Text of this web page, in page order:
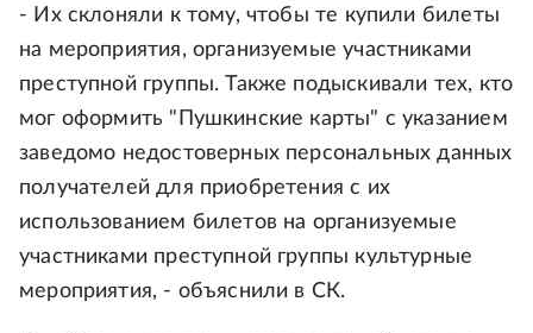
- Их склоняли к тому, чтобы те купили билеты
на мероприятия, организуемые участниками
преступной группы. Также подыскивали тех, кто
мог оформить "Пушкинские карты" с указанием
заведомо недостоверных персональных данных
получателей для приобретения с их
использованием билетов на организуемые
участниками преступной группы культурные
мероприятия, - объяснили в СК.